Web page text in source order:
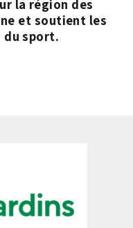
la région des
et soutient les
du sport.